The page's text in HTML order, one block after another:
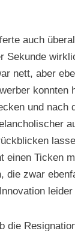
auch
Sekunde
nett, aber
konnten
und nach
einen Ticken
die zwar
die